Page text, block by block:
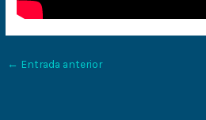
← Entrada anterior